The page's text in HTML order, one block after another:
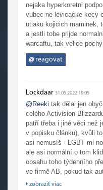
nejaka hyperkoretni
vubec ne levicacke kecy
utlaku kojicich maminek,
a jestli tobe prijde
warcaftu, tak velice
@reagovat
Lockdaar 31.05.2022 19:05
@Reeki tak dělal jen
celého Activision-
patří třeba i jiné věci než
v popisku článku), kvůli
asi nemusíš - LGBT mi
ale asi normální o tom
obsahu toho týdenního
ve firmě AB, pokud tak
vhodné. Když se ale
zobraziť viac